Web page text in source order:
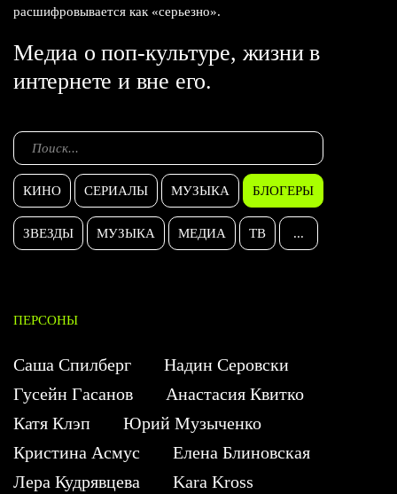
расшифровывается как «серьезно».
Медиа о поп-культуре, жизни в
интернете и вне его.
КИНО СЕРИАЛЫ МУЗЫКА БЛОГЕРЫ
ЗВЕЗДЫ МУЗЫКА МЕДИА ТВ ...
ПЕРСОНЫ
Саша Спилберг
Надин Серовски
Гусейн Гасанов
Анастасия Квитко
Катя Клэп
Юрий Музыченко
Кристина Асмус
Елена Блиновская
Лера Кудрявцева
Kara Kross